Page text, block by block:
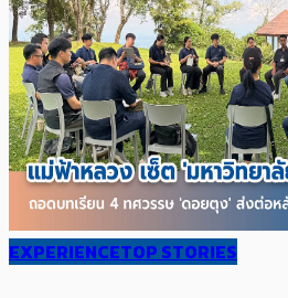
EXPERIENCETOP STORIES